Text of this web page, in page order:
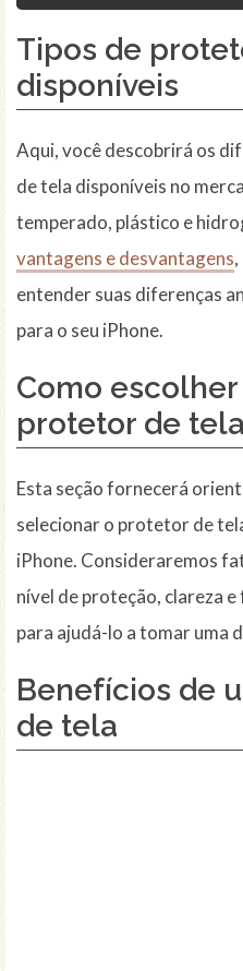
Tipos de
disponíveis
Aqui, você descobrirá os
de tela disponíveis no
temperado, plástico e
vantagens e desvantagens
entender suas diferenças
para o seu iPhone.
Como
protetor de tela
Esta seção fornecerá
selecionar o protetor de
iPhone. Consideraremos
nível de proteção, clareza
para ajudá-lo a tomar uma
Benefícios de
de tela